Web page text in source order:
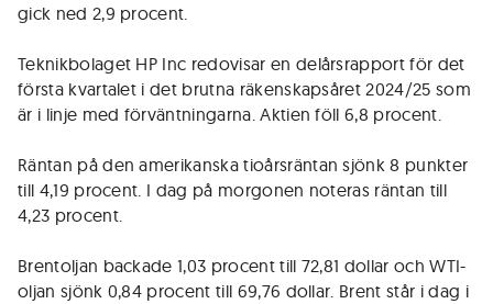
gick ned 2,9 procent.
Teknikbolaget HP Inc redovisar en delårsrapport för det
första kvartalet i det brutna räkenskapsåret 2024/25 som
är i linje med förväntningarna. Aktien föll 6,8 procent.
Räntan på den amerikanska tioårsräntan sjönk 8 punkter
till 4,19 procent. I dag på morgonen noteras räntan till
4,23 procent.
Brentoljan backade 1,03 procent till 72,81 dollar och WTI-
oljan sjönk 0,84 procent till 69,76 dollar. Brent står i dag i